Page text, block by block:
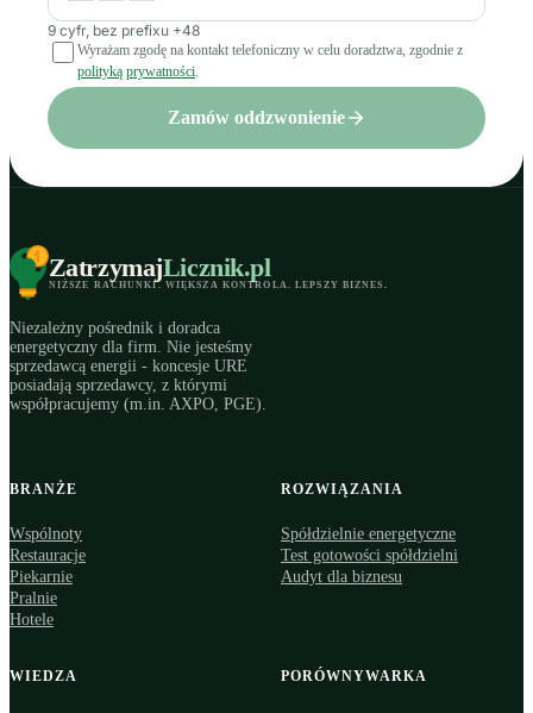
9 cyfr, bez prefixu +48
Wyrażam zgodę na kontakt telefoniczny w celu doradztwa, zgodnie z
polityką prywatności.
Zamów oddzwonienie
ZatrzymajLicznik.pl
NIŻSZE RACHUNKI. WIĘKSZA KONTROLA. LEPSZY BIZNES .
Niezależny pośrednik i doradca
energetyczny dla firm. Nie jesteśmy
sprzedawcą energii - koncesje URE
posiadają sprzedawcy, z którymi
współpracujemy (m.in. AXPO, PGE).
BRANŻE
Wspólnoty
Restauracje
Piekarnie
Pralnie
Hotele
ROZWIĄZANIA
Spółdzielnie energetyczne
Test gotowości spółdzielni
Audyt dla biznesu
WIEDZA PORÓWNYWARKA